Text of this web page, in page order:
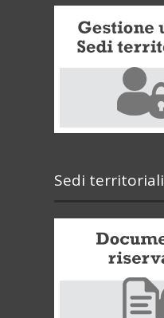
Sedi territoriali